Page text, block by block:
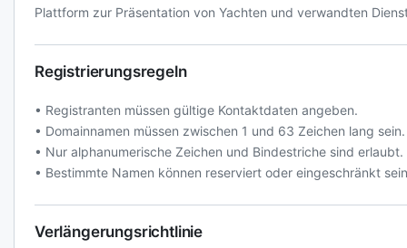
Plattform zur Präsentation von Yachten und verwandten
Registrierungsregeln
• Registranten müssen gültige Kontaktdaten angeben.
• Domainnamen müssen zwischen 1 und 63 Zeichen lang sein.
• Nur alphanumerische Zeichen und Bindestriche sind erlaubt.
• Bestimmte Namen können reserviert oder eingeschränkt
Verlängerungsrichtlinie